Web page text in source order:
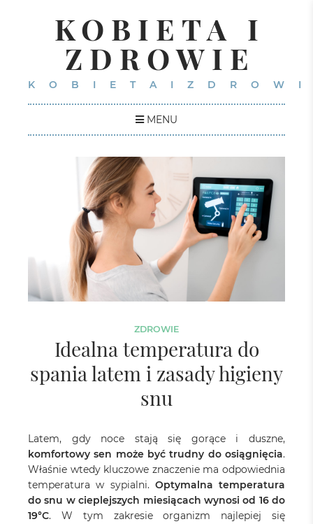
KOBIETA I
ZDROWIE
MENU
ZDROWIE
Idealna temperatura do
spania latem i zasady higieny
snu
Latem, gdy noce stają się gorące i duszne,
komfortowy sen może być trudny do osiągnięcia.
Właśnie wtedy kluczowe znaczenie ma odpowiednia
temperatura w sypialni. Optymalna temperatura
do snu w cieplejszych miesiącach wynosi od 16 do
19°C. W tym zakresie organizm najlepiej się